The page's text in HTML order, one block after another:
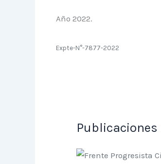
Año 2022.
Expte-N°-7877-2022